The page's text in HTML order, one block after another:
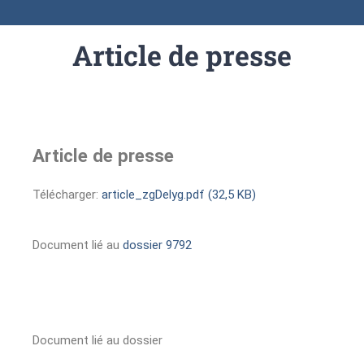
Article de presse
Article de presse
Télécharger: article_zgDelyg.pdf (32,5 KB)
Document lié au dossier 9792
Document lié au dossier